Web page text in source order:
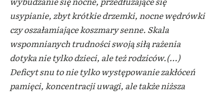
usypianie, zbyt krótkie drzemki, nocne wędrówki
czy oszałamiające koszmary senne. Skala
wspomnianych trudności swoją siłą rażenia
dotyka nie tylko dzieci, ale też rodziców.(…)
Deficyt snu to nie tylko występowanie zakłóceń
pamięci, koncentracji uwagi, ale także niższa